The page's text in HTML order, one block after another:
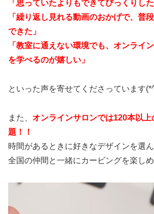
「思っていたよりもできてびっくりした
「繰り返し見れる動画のおかげで、普
できた」
「教室に通えない環境でも、 オンライ
を学べるのが嬉しい」
といった声を寄せてくださっています
また、 オンラインサロンでは120本以
題！！
時間があるときに好きなデザインを選ん
全国の仲間と一緒にカービングを楽しめ